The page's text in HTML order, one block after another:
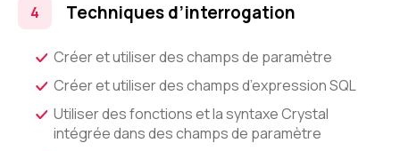
Techniques d’interrogation
Créer et utiliser des champs de paramètre
Créer et utiliser des champs d’expression SQL
Utiliser des fonctions et la syntaxe Crystal
intégrée dans des champs de paramètre